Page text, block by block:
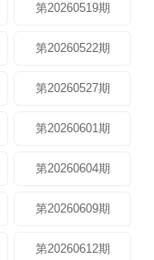
第20260519期
第20260522期
第20260527期
第20260601期
第20260604期
第20260609期
第20260612期